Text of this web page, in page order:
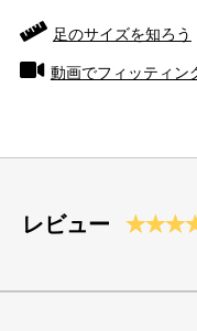
足のサイズを知ろう
動画でフィッティン
レビュー